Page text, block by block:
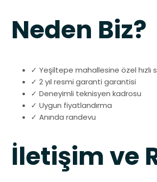
Neden Biz?
✓ Yeşiltepe mahallesine özel hızlı
✓ 2 yıl resmi garanti garantisi
✓ Deneyimli teknisyen kadrosu
✓ Uygun fiyatlandırma
✓ Anında randevu
İletişim ve